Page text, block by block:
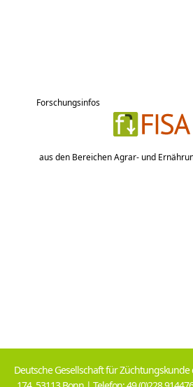
Forschungsinfos
aus den Bereichen Agrar- und
Deutsche Gesellschaft für Züchtungskunde